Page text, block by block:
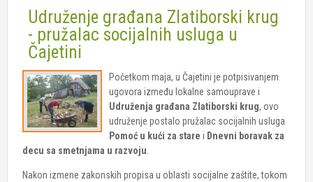
Udruženje građana Zlatiborski krug
- pružalac socijalnih usluga u
Čajetini
Početkom maja, u Čajetini je potpisivanjem
ugovora između lokalne samouprave i
Udruženja građana Zlatiborski krug, ovo
udruženje postalo pružalac socijalnih usluga
Pomoć u kući za stare i Dnevni boravak za
decu sa smetnjama u razvoju.
Nakon izmene zakonskih propisa u oblasti socijalne zaštite, tokom